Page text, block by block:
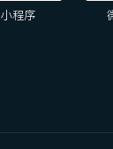
小程序